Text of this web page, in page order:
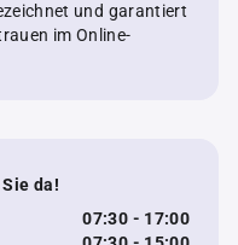
und garantiert
im Online-
da!
07:30 - 17:00